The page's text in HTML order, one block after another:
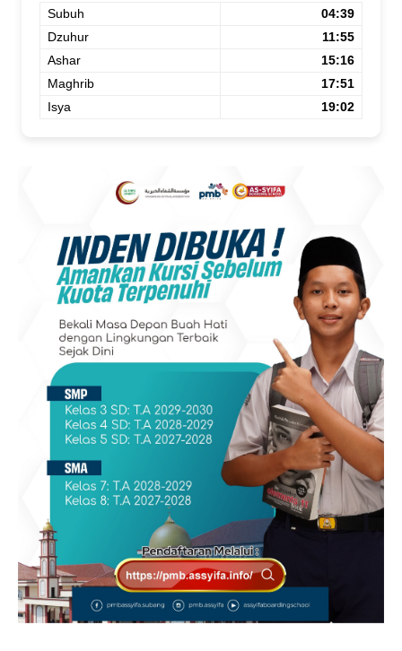
Subuh
04:39
Dzuhur
11:55
Ashar
15:16
Maghrib
17:51
Isya
19:02